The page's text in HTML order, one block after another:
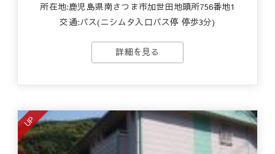
所在地:鹿児島県南さつま市加世田地頭所756番地1
交通:バス(ニシムタ入口バス停 停歩3分)
詳細を見る
UP